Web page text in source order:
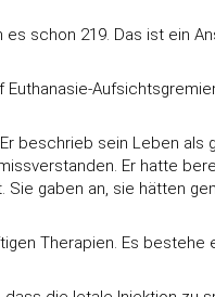
schon 219. Das ist ein
beschrieb sein Leben als
Er hatte
gaben an, sie hätten
Therapien. Es bestehe